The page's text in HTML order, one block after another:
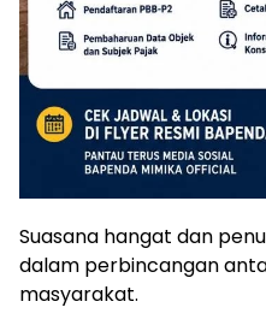
Suasana hangat dan
dalam perbincangan
masyarakat.